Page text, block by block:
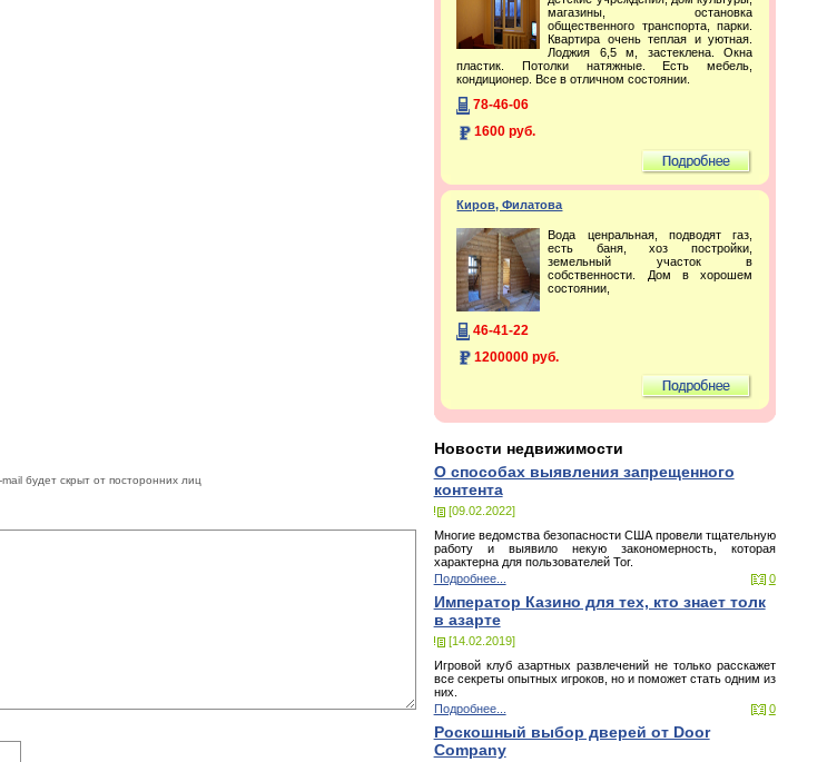
будет скрыт от посторонних лиц
магазины, остановка
общественного транспорта, парки.
Квартира очень теплая и уютная.
Лоджия 6,5 м, застеклена. Окна
пластик. Потолки натяжные. Есть мебель,
кондиционер. Все в отличном состоянии.
78-46-06
1600 руб.
Киров, Филатова
Вода ценральная, подводят газ,
есть баня, хоз постройки,
земельный участок в
собственности. Дом в хорошем
состоянии,
46-41-22
1200000 руб.
Новости недвижимости
О способах выявления запрещенного
контента
[09.02.2022]
Многие ведомства безопасности США провели тщательную
работу и выявило некую закономерность, которая
характерна для пользователей Tor.
Подробнее...
0
Император Казино для тех, кто знает толк
в азарте
[14.02.2019]
Игровой клуб азартных развлечений не только расскажет
все секреты опытных игроков, но и поможет стать одним из
них.
Подробнее...
0
Роскошный выбор дверей от Door
Company